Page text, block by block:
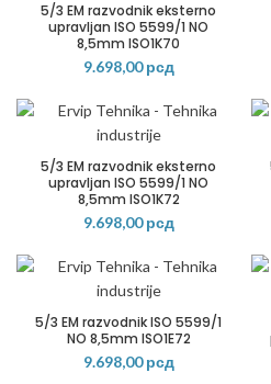
5/3 EM razvodnik eksterno
upravljan ISO 5599/1 NO
8,5mm ISO1K70
9.698,00рсд
5/3 EM razvodnik eksterno
upravljan ISO 5599/1 NO
8,5mm ISO1K72
9.698,00рсд
5/3 EM razvodnik ISO 5599/1
NO 8,5mm ISO1E72
9.698,00рсд